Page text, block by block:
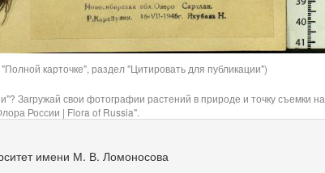
карточке", раздел "Цитировать для публикации")
Загружай свои фотографии растений в природе и точку съемки на
России | Flora of Russia".
имени М. В. Ломоносова